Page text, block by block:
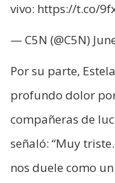
vivo: https://t.co/
— C5N (@C5N)
Por su parte,
profundo dolor
compañeras de
señaló: “Muy
nos duele como